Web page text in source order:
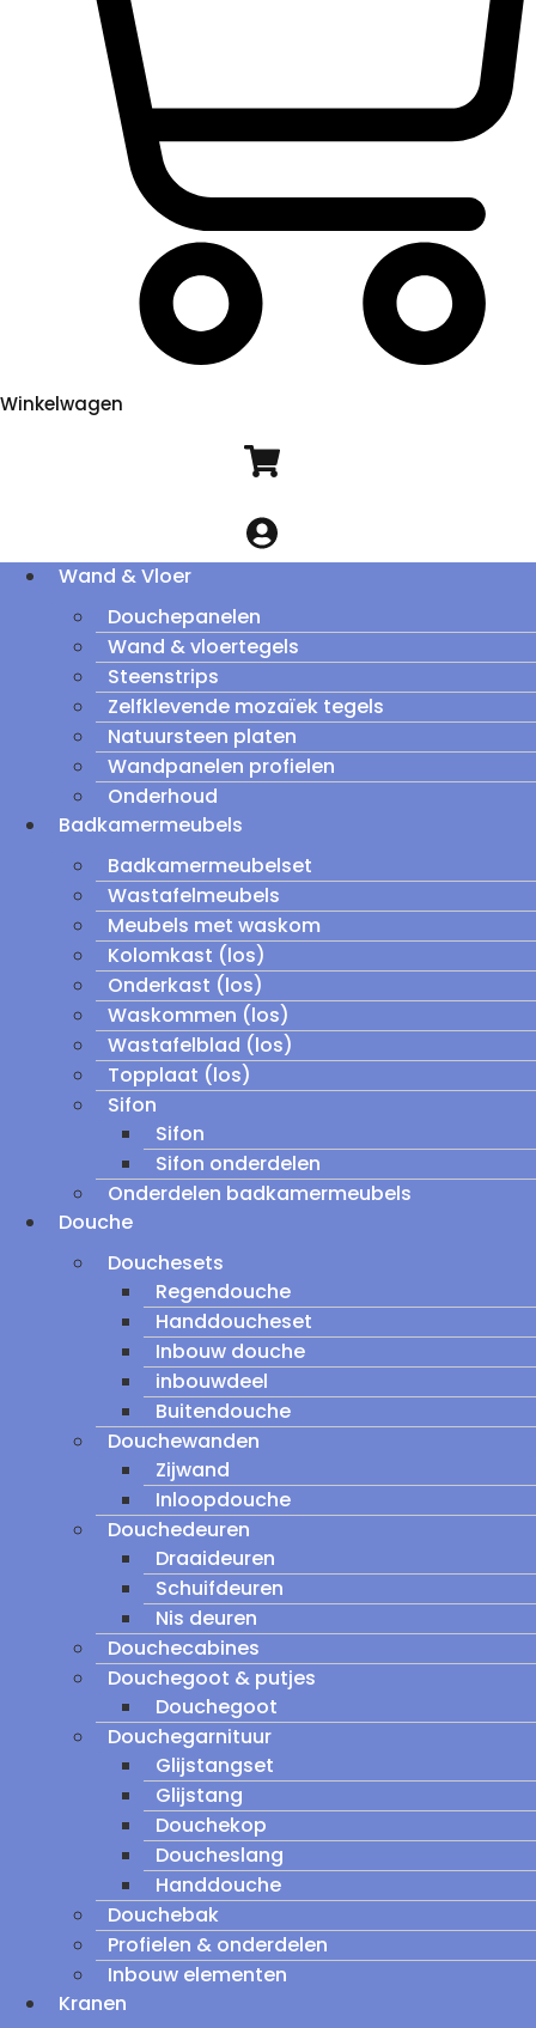
Winkelwagen
Wand & Vloer
Douchepanelen
Wand & vloertegels
Steenstrips
Zelfklevende mozaïek tegels
Natuursteen platen
Wandpanelen profielen
Onderhoud
Badkamermeubels
Badkamermeubelset
Wastafelmeubels
Meubels met waskom
Kolomkast (los)
Onderkast (los)
Waskommen (los)
Wastafelblad (los)
Topplaat (los)
Sifon
Sifon
Sifon onderdelen
Onderdelen badkamermeubels
Douche
Douchesets
Regendouche
Handdoucheset
Inbouw douche
inbouwdeel
Buitendouche
Douchewanden
Zijwand
Inloopdouche
Douchedeuren
Draaideuren
Schuifdeuren
Nis deuren
Douchecabines
Douchegoot & putjes
Douchegoot
Douchegarnituur
Glijstangset
Glijstang
Douchekop
Doucheslang
Handdouche
Douchebak
Profielen & onderdelen
Inbouw elementen
Kranen